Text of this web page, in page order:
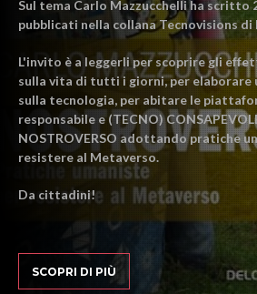
Sul tema Carlo Mazzucchelli ha
pubblicati nella collana Tecnovisions
L'invito è a leggerli per scoprire gli
sulla vita di tutti i giorni, per elaborare
sulla tecnologia, per abitare le
responsabile e (TECNO)
NOSTROVERSO adottando pratiche
resistere al Metaverso.
Da cittadini!
SCOPRI DI PIÙ